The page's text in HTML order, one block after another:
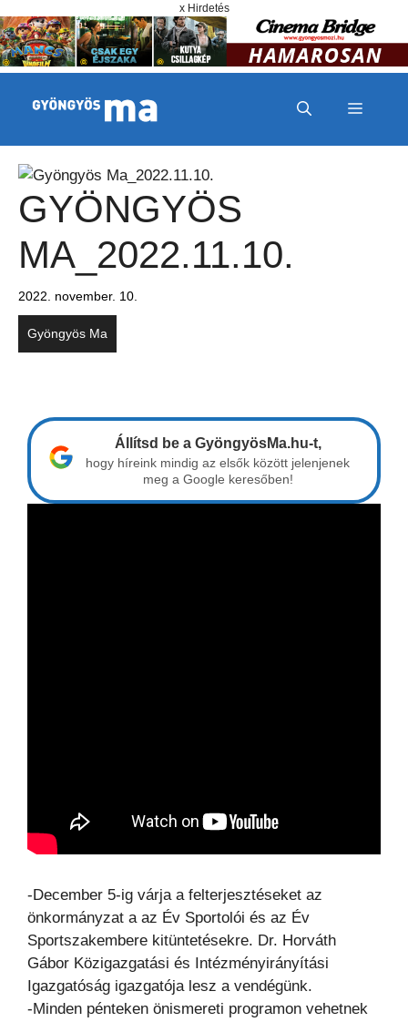
x Hirdetés
MENÜ
GYÖNGYÖS
MA_2022.11.10.
2022. november. 10.
Gyöngyös Ma
Állítsd be a GyöngyösMa.hu-t,
hogy híreink mindig az elsők között jelenjenek
meg a Google keresőben!
-December 5-ig várja a felterjesztéseket az
önkormányzat a az Év Sportolói és az Év
Sportszakembere kitüntetésekre. Dr. Horváth
Gábor Közigazgatási és Intézményirányítási
Igazgatóság igazgatója lesz a vendégünk.
-Minden pénteken önismereti programon vehetnek